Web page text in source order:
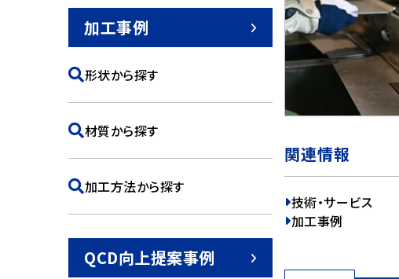
関連情報
技術・サービス
加工事例
加工事例
形状から探す
材質から探す
加工方法から探す
QCD向上提案事例